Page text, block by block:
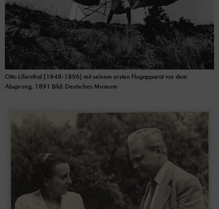
Otto Lilienthal (1848-1896) mit seinem ersten Flugapparat vor dem
Absprung, 1891 Bild: Deutsches Museum